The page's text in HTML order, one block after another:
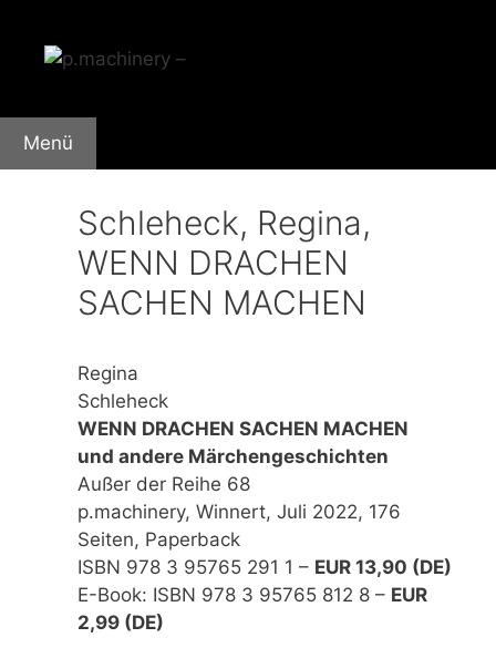
Inhalt
springen
Menü
Schleheck, Regina,
WENN DRACHEN
SACHEN MACHEN
Regina
Schleheck
WENN DRACHEN SACHEN MACHEN
und andere Märchengeschichten
Außer der Reihe 68
p.machinery, Winnert, Juli 2022, 176
Seiten, Paperback
ISBN 978 3 95765 291 1 – EUR 13,90 (DE)
E-Book: ISBN 978 3 95765 812 8 – EUR
2,99 (DE)